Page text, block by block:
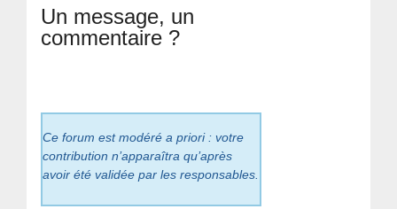
Un message, un
commentaire ?
Ce forum est modéré a priori : votre
contribution n’apparaîtra qu’après
avoir été validée par les responsables.